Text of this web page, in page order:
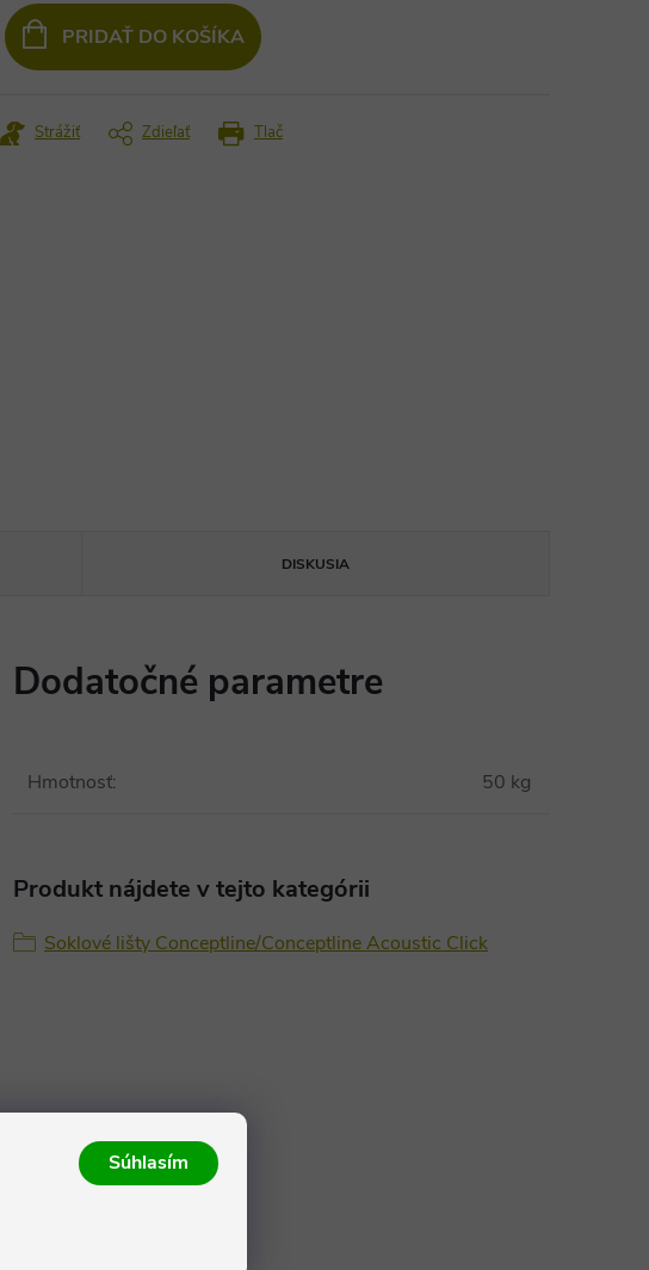
Súhlasím
PRIDAŤ DO KOŠÍKA
Tlač
Strážiť Zdieľať
DISKUSIA
Dodatočné parametre
Hmotnosť: 50 kg
Produkt nájdete v tejto kategórii
Soklové lišty Conceptline/Conceptline Acoustic Click